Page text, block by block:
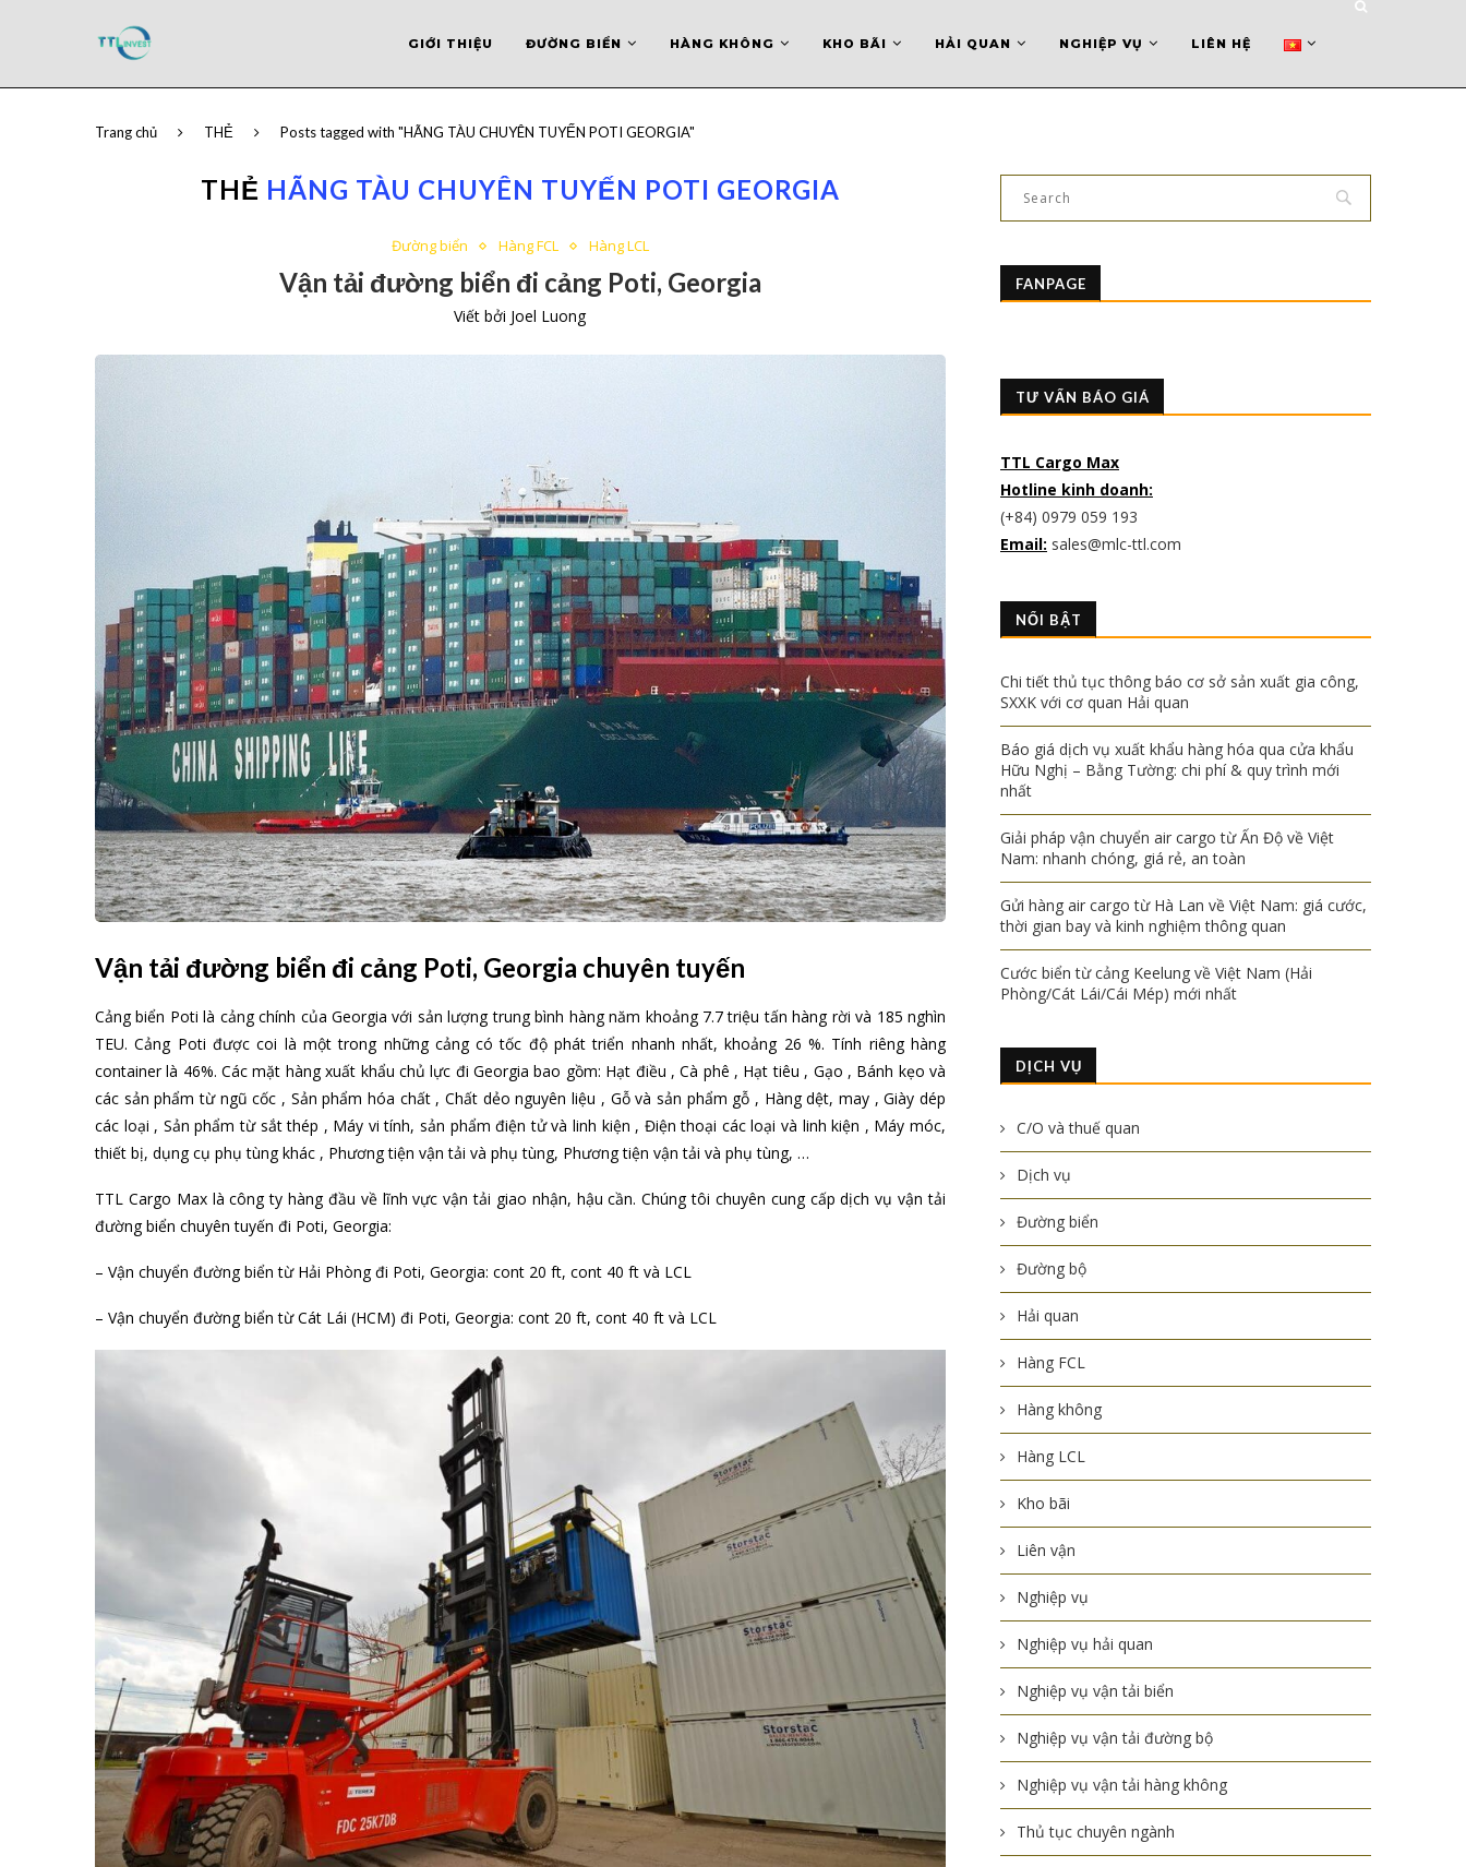
GIỚI THIỆU ĐƯỜNG BIỂN HÀNG KHÔNG KHO BÃI HẢI QUAN NGHIỆP VỤ LIÊN HỆ
Trang chủ THẺ Posts tagged with "HÃNG TÀU CHUYÊN TUYẾN POTI GEORGIA"
THẺ HÃNG TÀU CHUYÊN TUYẾN POTI GEORGIA
Đường biển Hàng FCL Hàng LCL
Vận tải đường biển đi cảng Poti, Georgia
Viết bởi Joel Luong
Vận tải đường biển đi cảng Poti, Georgia chuyên tuyến
Cảng biển Poti là cảng chính của Georgia với sản lượng trung bình hàng năm khoảng 7.7 triệu tấn hàng rời và 185 nghìn
TEU. Cảng Poti được coi là một trong những cảng có tốc độ phát triển nhanh nhất, khoảng 26 %. Tính riêng hàng
container là 46%. Các mặt hàng xuất khẩu chủ lực đi Georgia bao gồm: Hạt điều , Cà phê , Hạt tiêu , Gạo , Bánh kẹo và
các sản phẩm từ ngũ cốc , Sản phẩm hóa chất , Chất dẻo nguyên liệu , Gỗ và sản phẩm gỗ , Hàng dệt, may , Giày dép
các loại , Sản phẩm từ sắt thép , Máy vi tính, sản phẩm điện tử và linh kiện , Điện thoại các loại và linh kiện , Máy móc,
thiết bị, dụng cụ phụ tùng khác , Phương tiện vận tải và phụ tùng, Phương tiện vận tải và phụ tùng, …
TTL Cargo Max là công ty hàng đầu về lĩnh vực vận tải giao nhận, hậu cần. Chúng tôi chuyên cung cấp dịch vụ vận tải
đường biển chuyên tuyến đi Poti, Georgia:
– Vận chuyển đường biển từ Hải Phòng đi Poti, Georgia: cont 20 ft, cont 40 ft và LCL
– Vận chuyển đường biển từ Cát Lái (HCM) đi Poti, Georgia: cont 20 ft, cont 40 ft và LCL
FANPAGE
TƯ VẤN BÁO GIÁ
TTL Cargo Max
Hotline kinh doanh:
(+84) 0979 059 193
Email: sales@mlc-ttl.com
NỔI BẬT
Chi tiết thủ tục thông báo cơ sở sản xuất gia công,
SXXK với cơ quan Hải quan
Báo giá dịch vụ xuất khẩu hàng hóa qua cửa khẩu
Hữu Nghị – Bằng Tường: chi phí & quy trình mới
nhất
Giải pháp vận chuyển air cargo từ Ấn Độ về Việt
Nam: nhanh chóng, giá rẻ, an toàn
Gửi hàng air cargo từ Hà Lan về Việt Nam: giá cước,
thời gian bay và kinh nghiệm thông quan
Cước biển từ cảng Keelung về Việt Nam (Hải
Phòng/Cát Lái/Cái Mép) mới nhất
DỊCH VỤ
C/O và thuế quan
Dịch vụ
Đường biển
Đường bộ
Hải quan
Hàng FCL
Hàng không
Hàng LCL
Kho bãi
Liên vận
Nghiệp vụ
Nghiệp vụ hải quan
Nghiệp vụ vận tải biển
Nghiệp vụ vận tải đường bộ
Nghiệp vụ vận tải hàng không
Thủ tục chuyên ngành